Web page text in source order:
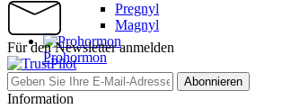
Pregnyl
Magnyl
Prohormon
Für den Newsletter anmelden
Abonnieren
Information